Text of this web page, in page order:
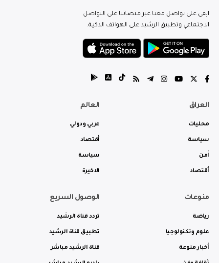
ابقى على تواصل معنا عبر منصاتنا على التواصل
الاجتماعي وتطبيق الرشيد على الهواتف الذكية.
العراق
محليات
سياسة
أمن
أقتصاد
العالم
عربي ودولي
أقتصاد
سياسة
الاخيرة
منوعات
رياضة
علوم وتكنولوجيا
أخبار منوعة
الوصول السريع
تردد قناة الرشيد
تطبيق قناة الرشيد
قناة الرشيد مباشر